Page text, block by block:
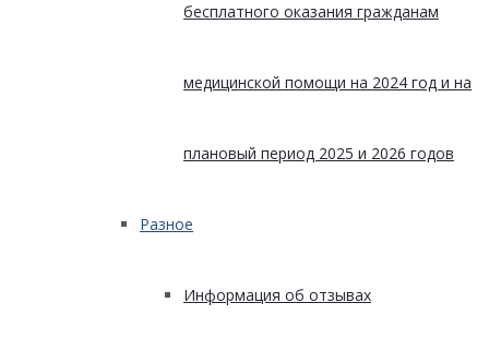
бесплатного оказания гражданам
медицинской помощи на 2024 год и на
плановый период 2025 и 2026 годов
Разное
Информация об отзывах